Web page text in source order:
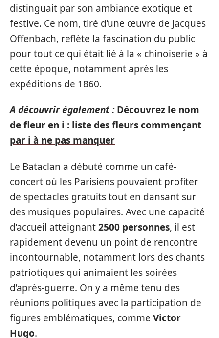
distinguait par son ambiance exotique et
festive. Ce nom, tiré d’une œuvre de Jacques
Offenbach, reflète la fascination du public
pour tout ce qui était lié à la « chinoiserie » à
cette époque, notamment après les
expéditions de 1860.
A découvrir également : Découvrez le nom
de fleur en i : liste des fleurs commençant
par i à ne pas manquer
Le Bataclan a débuté comme un café-
concert où les Parisiens pouvaient profiter
de spectacles gratuits tout en dansant sur
des musiques populaires. Avec une capacité
d’accueil atteignant2500 personnes, il est
rapidement devenu un point de rencontre
incontournable, notamment lors des chants
patriotiques qui animaient les soirées
d’après-guerre. On y a même tenu des
réunions politiques avec la participation de
figures emblématiques, comme Victor
Hugo.